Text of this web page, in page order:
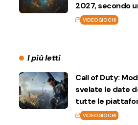
2027, secondo
VIDEOGIOCHI
I più letti
Call of Duty:
svelate le date
tutte le
VIDEOGIOCHI